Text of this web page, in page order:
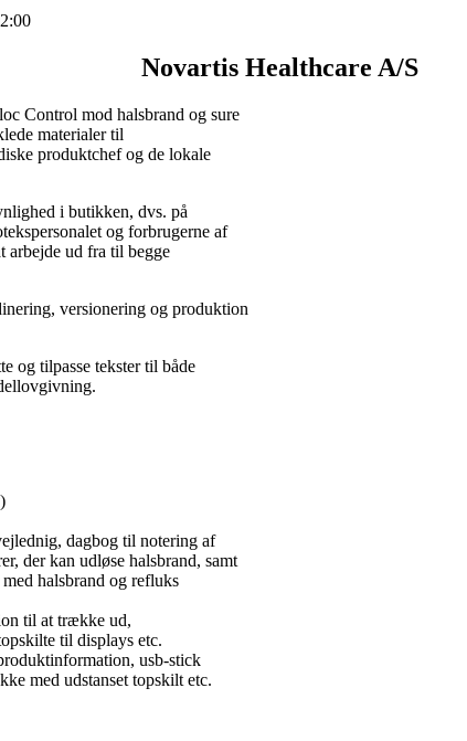
Novartis Healthcare A/S
Control mod halsbrand og sure
materialer til
produktchef og de lokale
i butikken, dvs. på
og forbrugerne af
arbejde ud fra til begge
versionering og produktion
og tilpasse tekster til både
dagbog til notering af
der kan udløse halsbrand, samt
halsbrand og refluks
til at trække ud,
til displays etc.
usb-stick
med udstanset topskilt etc.